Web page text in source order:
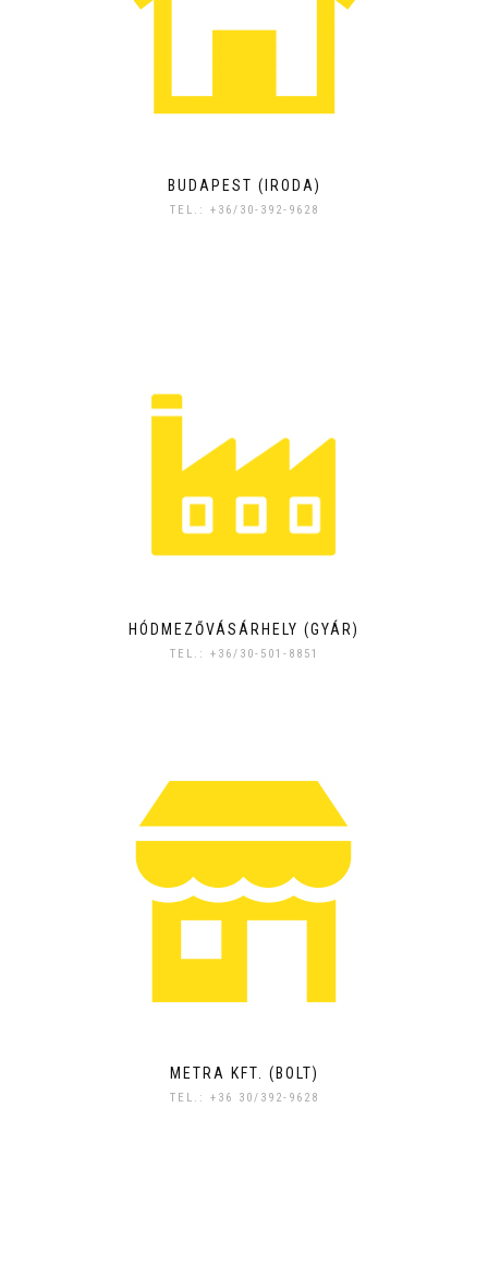
BUDAPEST (IRODA)
TEL.: +36/30-392-9628
HÓDMEZŐVÁSÁRHELY (GYÁR)
TEL.: +36/30-501-8851
METRA KFT. (BOLT)
TEL.: +36 30/392-9628